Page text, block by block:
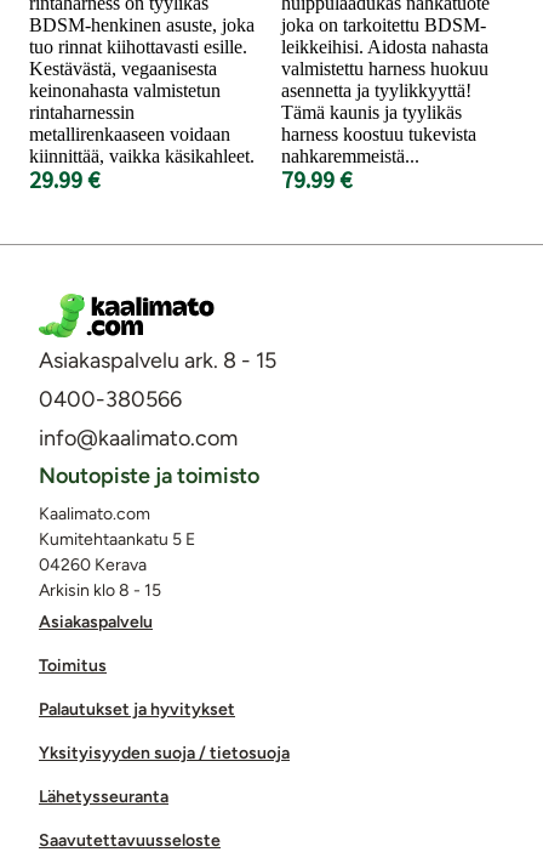
BDSM-henkinen asuste, joka
tuo rinnat kiihottavasti esille.
Kestävästä, vegaanisesta
keinonahasta valmistetun
rintaharnessin
metallirenkaaseen voidaan
kiinnittää, vaikka käsikahleet.
29.99 €
joka on tarkoitettu BDSM-
leikkeihisi. Aidosta nahasta
valmistettu harness huokuu
asennetta ja tyylikkyyttä!
Tämä kaunis ja tyylikäs
harness koostuu tukevista
nahkaremmeistä...
79.99 €
Asiakaspalvelu ark. 8 - 15
0400-380566
info@kaalimato.com
Asiakaspalvelu
Toimitus
Palautukset ja hyvitykset
Yksityisyyden suoja / tietosuoja
Lähetysseuranta
Saavutettavuusseloste
Noutopiste ja toimisto
Kaalimato.com
Kumitehtaankatu 5 E
04260 Kerava
Arkisin klo 8 - 15